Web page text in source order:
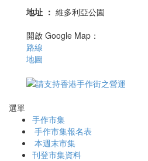
地址 ： 維多利亞公園
開啟 Google Map：
路線
地圖
選單
手作市集
手作市集報名表
本週末市集
刊登市集資料